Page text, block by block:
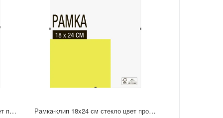
Рамка-клип 21x29.7 см стекло цвет прозрачный Рамка-клип 18x24 см стекло цвет прозрачный